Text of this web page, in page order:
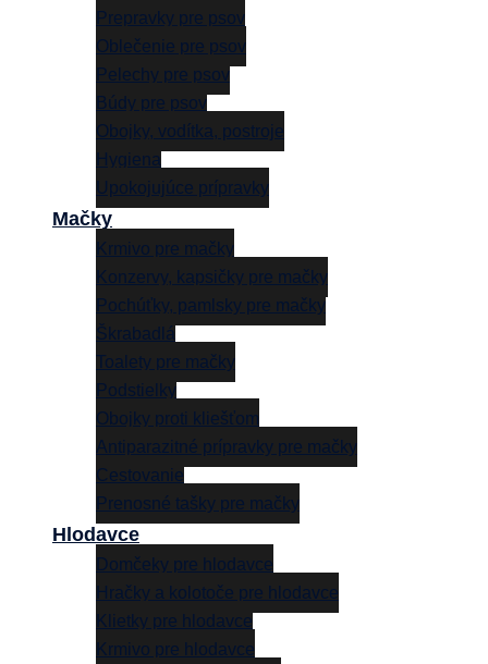
Prepravky pre psov
Oblečenie pre psov
Pelechy pre psov
Búdy pre psov
Obojky, vodítka, postroje
Hygiena
Upokojujúce prípravky
Mačky
Krmivo pre mačky
Konzervy, kapsičky pre mačky
Pochúťky, pamlsky pre mačky
Škrabadlá
Toalety pre mačky
Podstielky
Obojky proti kliešťom
Antiparazitné prípravky pre mačky
Cestovanie
Prenosné tašky pre mačky
Hlodavce
Domčeky pre hlodavce
Hračky a kolotoče pre hlodavce
Klietky pre hlodavce
Krmivo pre hlodavce